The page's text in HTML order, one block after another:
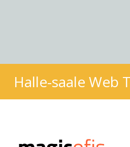
Halle-saale Web